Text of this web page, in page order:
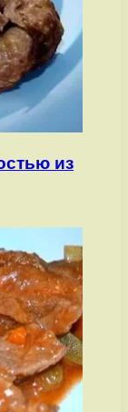
из